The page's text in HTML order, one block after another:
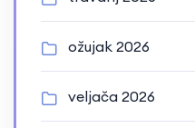
ožujak 2026
veljača 2026